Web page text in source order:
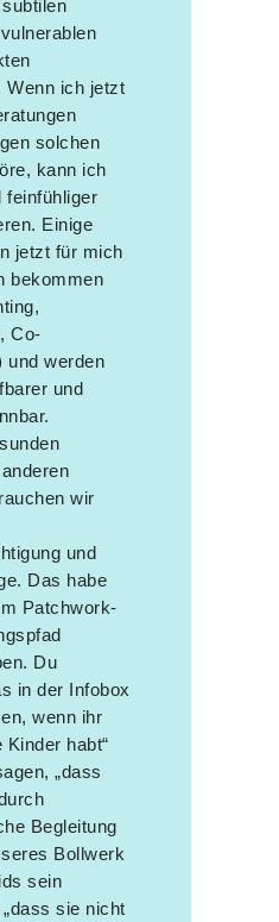
Wenn ich jetzt
solchen
kann ich
feinfühliger
Einige
jetzt für mich
bekommen
Co-
und werden
und
wir
und
Das habe
Patchwork-
Du
in der Infobox
wenn ihr
habt“
„dass
Begleitung
Bollwerk
sein
„dass sie nicht